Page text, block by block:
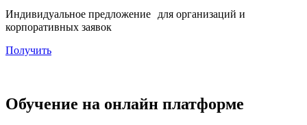
Индивидуальное предложение для организаций и
корпоративных заявок
Получить
Обучение на онлайн платформе